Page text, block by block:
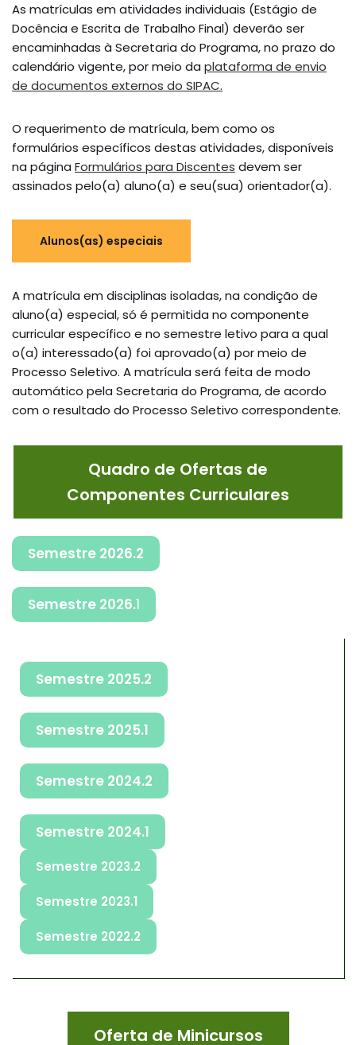
As matrículas em atividades individuais (Estágio de
Docência e Escrita de Trabalho Final) deverão ser
encaminhadas à Secretaria do Programa, no prazo do
calendário vigente, por meio da plataforma de envio
de documentos externos do SIPAC.
O requerimento de matrícula, bem como os
formulários específicos destas atividades, disponíveis
na página Formulários para Discentes devem ser
assinados pelo(a) aluno(a) e seu(sua) orientador(a).
Alunos(as) especiais
A matrícula em disciplinas isoladas, na condição de
aluno(a) especial, só é permitida no componente
curricular específico e no semestre letivo para a qual
o(a) interessado(a) foi aprovado(a) por meio de
Processo Seletivo. A matrícula será feita de modo
automático pela Secretaria do Programa, de acordo
com o resultado do Processo Seletivo correspondente.
Quadro de Ofertas de
Componentes Curriculares
Semestre 2026.2
Semestre 2026.1
Semestre 2025.2
Semestre 2025.1
Semestre 2024.2
Semestre 2024.1
Semestre 2023.2
Semestre 2023.1
Semestre 2022.2
Oferta de Minicursos